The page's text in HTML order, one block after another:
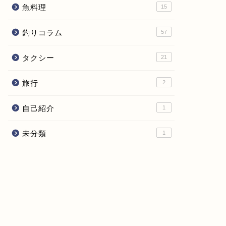
魚料理 15
釣りコラム 57
タクシー 21
旅行 2
自己紹介 1
未分類 1